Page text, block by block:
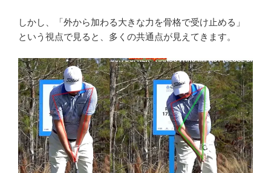
しかし、「外から加わる大きな力を骨格で受け止める」
という視点で見ると、多くの共通点が見えてきます。